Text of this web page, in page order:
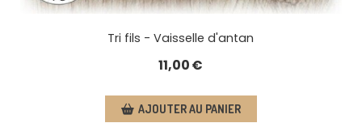
Tri fils - Vaisselle d'antan
11,00€
AJOUTER AU PANIER